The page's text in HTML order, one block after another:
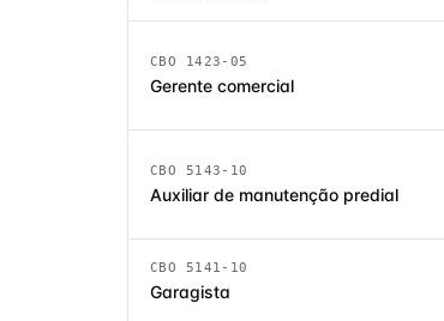
CBO 1423-05
Gerente comercial
CBO 5143-10
Auxiliar de manutenção predial
CBO 5141-10
Garagista